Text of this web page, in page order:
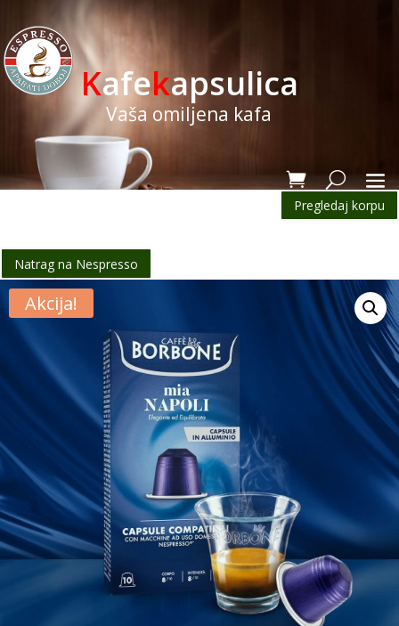
Kafekapsulica
Vaša omiljena kafa
Pregledaj korpu
Natrag na Nespresso
Akcija!